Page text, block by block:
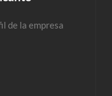
de la empresa